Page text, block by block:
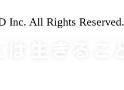
Inc. All Rights Reserved.